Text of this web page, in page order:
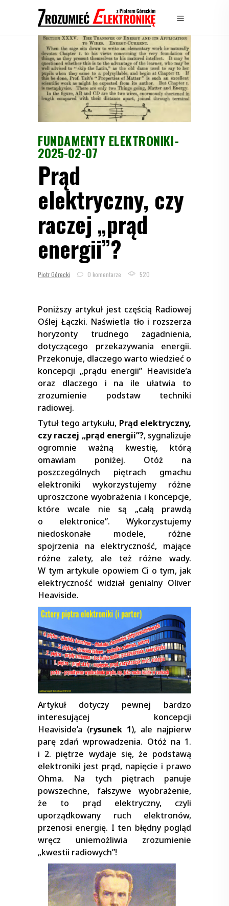
FUNDAMENTY ELEKTRONIKI
2025-02-07
Prąd
elektryczny, czy
raczej „prąd
energii”?
Piotr Górecki 0 komentarze 520
Poniższy artykuł jest częścią Radiowej
Oślej Łączki. Naświetla tło i rozszerza
horyzonty trudnego zagadnienia,
dotyczącego przekazywania energii.
Przekonuje, dlaczego warto wiedzieć o
koncepcji „prądu energii” Heaviside’a
oraz dlaczego i na ile ułatwia to
zrozumienie podstaw techniki
radiowej.
Tytuł tego artykułu, Prąd elektryczny,
czy raczej „prąd energii”?, sygnalizuje
ogromnie ważną kwestię, którą
omawiam poniżej. Otóż na
poszczególnych piętrach gmachu
elektroniki wykorzystujemy różne
uproszczone wyobrażenia i koncepcje,
które wcale nie są „całą prawdą
o elektronice”. Wykorzystujemy
niedoskonałe modele, różne
spojrzenia na elektryczność, mające
różne zalety, ale też różne wady.
W tym artykule opowiem Ci o tym, jak
elektryczność widział genialny Oliver
Heaviside.
Artykuł dotyczy pewnej bardzo
interesującej koncepcji
Heaviside’a (rysunek 1), ale najpierw
parę zdań wprowadzenia. Otóż na 1.
i 2. piętrze wydaje się, że podstawą
elektroniki jest prąd, napięcie i prawo
Ohma. Na tych piętrach panuje
powszechne, fałszywe wyobrażenie,
że to prąd elektryczny, czyli
uporządkowany ruch elektronów,
przenosi energię. I ten błędny pogląd
wręcz uniemożliwia zrozumienie
„kwestii radiowych”!